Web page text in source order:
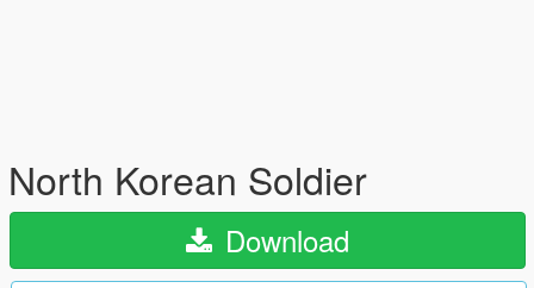
North Korean Soldier
Download